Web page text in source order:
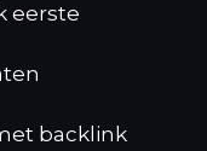
eerste
backlink